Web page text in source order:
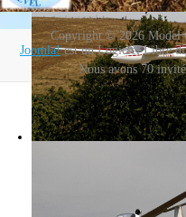
Copyright © 2026 Model
Joomla!est un Logiciel Libre
Nous avons 70